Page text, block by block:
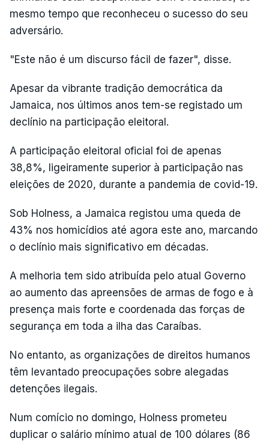
mesmo tempo que reconheceu o sucesso do seu
adversário.
"Este não é um discurso fácil de fazer", disse.
Apesar da vibrante tradição democrática da
Jamaica, nos últimos anos tem-se registado um
declínio na participação eleitoral.
A participação eleitoral oficial foi de apenas
38,8%, ligeiramente superior à participação nas
eleições de 2020, durante a pandemia de covid-19.
Sob Holness, a Jamaica registou uma queda de
43% nos homicídios até agora este ano, marcando
o declínio mais significativo em décadas.
A melhoria tem sido atribuída pelo atual Governo
ao aumento das apreensões de armas de fogo e à
presença mais forte e coordenada das forças de
segurança em toda a ilha das Caraíbas.
No entanto, as organizações de direitos humanos
têm levantado preocupações sobre alegadas
detenções ilegais.
Num comício no domingo, Holness prometeu
duplicar o salário mínimo atual de 100 dólares (86